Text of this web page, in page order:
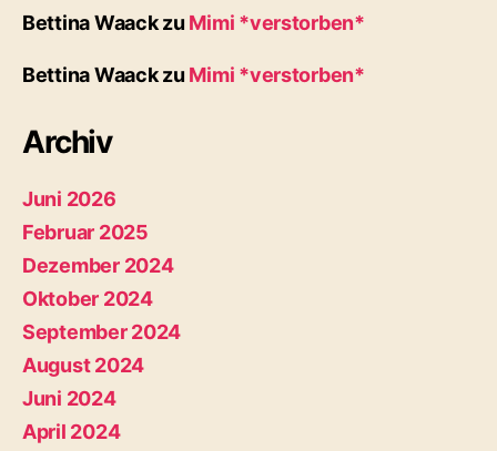
Bettina Waackzu Mimi *verstorben*
Bettina Waackzu Mimi *verstorben*
Archiv
Juni 2026
Februar 2025
Dezember 2024
Oktober 2024
September 2024
August 2024
Juni 2024
April 2024